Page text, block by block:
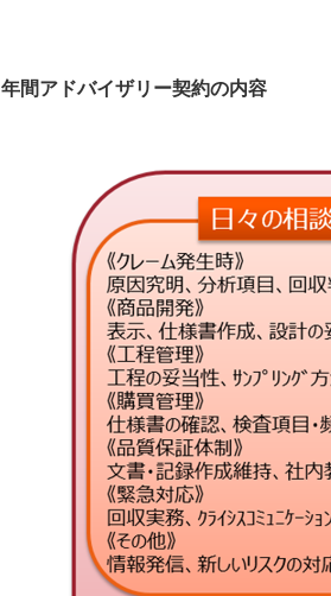
年間アドバイザリー契約の内容